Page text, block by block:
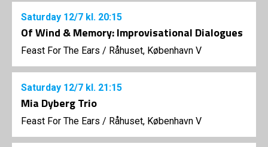
Saturday 12/7 kl. 20:15
Of Wind & Memory: Improvisational Dialogues
Feast For The Ears / Råhuset, København V
Saturday 12/7 kl. 21:15
Mia Dyberg Trio
Feast For The Ears / Råhuset, København V